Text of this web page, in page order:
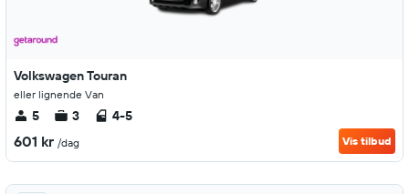
Volkswagen Touran
eller lignende Van
5 3 4-5
601 kr /dag Vis tilbud